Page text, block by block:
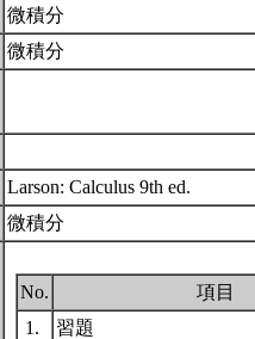
微積分
微積分
Larson: Calculus 9th ed.
微積分
No.
項目
1.
習題